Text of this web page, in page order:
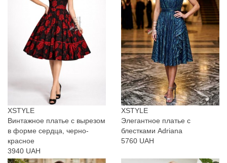
XSTYLE
Винтажное платье с вырезом
в форме сердца, черно-
красное
3940 UAH
XSTYLE
Элегантное платье с
блестками Adriana
5760 UAH